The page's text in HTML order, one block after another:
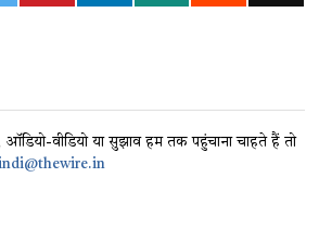
वीडियो या सुझाव हम तक पहुंचाना चाहते हैं तो